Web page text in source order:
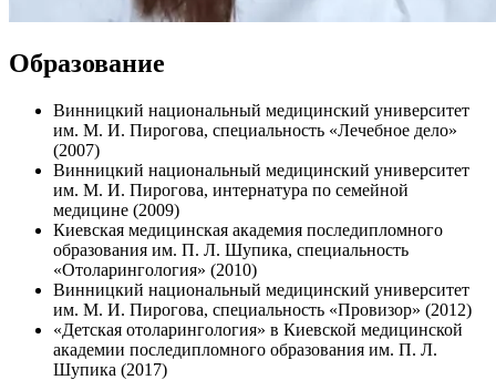
Образование
Винницкий национальный медицинский университет
им. М. И. Пирогова, специальность «Лечебное дело»
(2007)
Винницкий национальный медицинский университет
им. М. И. Пирогова, интернатура по семейной
медицине (2009)
Киевская медицинская академия последипломного
образования им. П. Л. Шупика, специальность
«Отоларингология» (2010)
Винницкий национальный медицинский университет
им. М. И. Пирогова, специальность «Провизор» (2012)
«Детская отоларингология» в Киевской медицинской
академии последипломного образования им. П. Л.
Шупика (2017)